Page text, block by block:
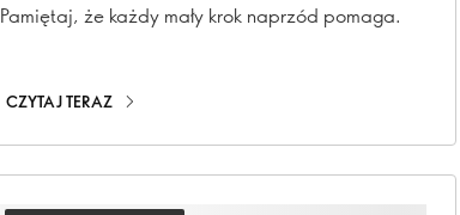
Pamiętaj, że każdy mały krok naprzód pomaga.
CZYTAJ TERAZ